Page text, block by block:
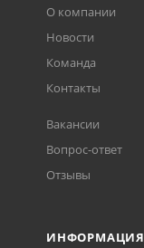
О компании
Новости
Команда
Контакты
Вакансии
Вопрос-ответ
Отзывы
ИНФОРМАЦИЯ